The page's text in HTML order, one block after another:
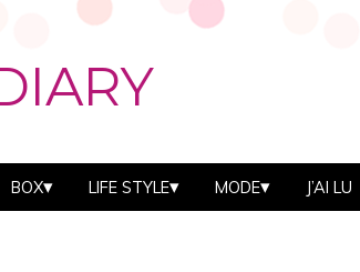
BOX LIFE STYLE MODE J’AI LU